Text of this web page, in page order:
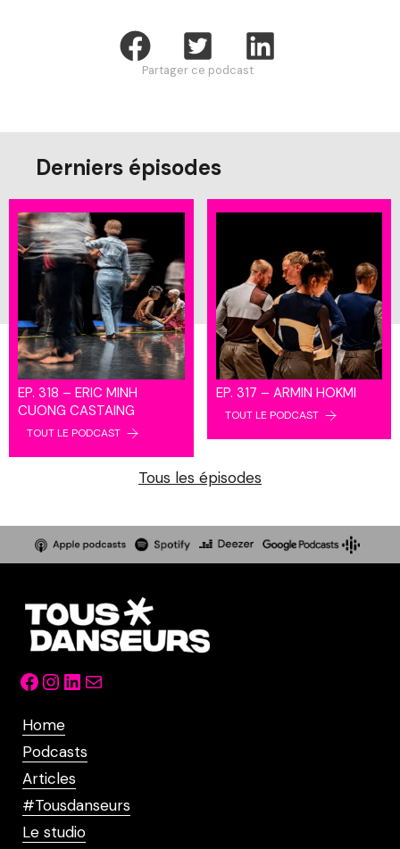
Partager ce podcast
Derniers épisodes
EP. 318 – ERIC MINH
CUONG CASTAING
TOUT LE PODCAST
EP. 317 – ARMIN HOKMI
TOUT LE PODCAST
Tous les épisodes
Facebook
Instagram
LinkedIn
Mail
Home
Podcasts
Articles
#Tousdanseurs
Le studio